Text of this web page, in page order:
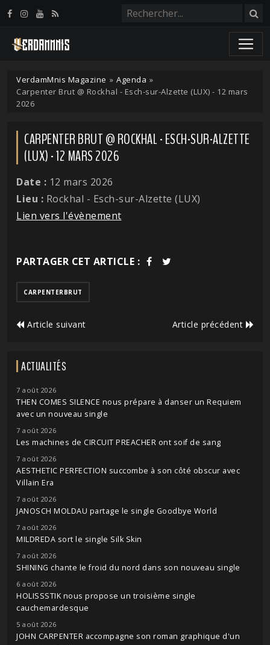
VerdamMnis Magazine » Agenda »
Carpenter Brut @ Rockhal - Esch-sur-Alzette (LUX) - 12 mars
2026
CARPENTER BRUT @ ROCKHAL - ESCH-SUR-ALZETTE
(LUX) - 12 MARS 2026
Date : 12 mars 2026
Lieu : Rockhal - Esch-sur-Alzette (LUX)
Lien vers l'évènement
PARTAGER CET ARTICLE :
CARPENTERBRUT
Article suivant Article précédent
ACTUALITÉS
7 août 2026
THEN COMES SILENCE nous prépare à danser un Requiem
avec un nouveau single
7 août 2026
Les machines de CIRCUIT PREACHER ont soif de sang
7 août 2026
AESTHETIC PERFECTION succombe à son côté obscur avec
Villain Era
7 août 2026
JANOSCH MOLDAU partage le single Goodbye World
7 août 2026
MILDREDA sort le single Silk Skin
7 août 2026
SHINING chante le froid du nord dans son nouveau single
6 août 2026
HOLISSSTIK nous propose un troisième single
cauchemardesque
5 août 2026
JOHN CARPENTER accompagne son roman graphique d'un
Panneau de gestion des cookies